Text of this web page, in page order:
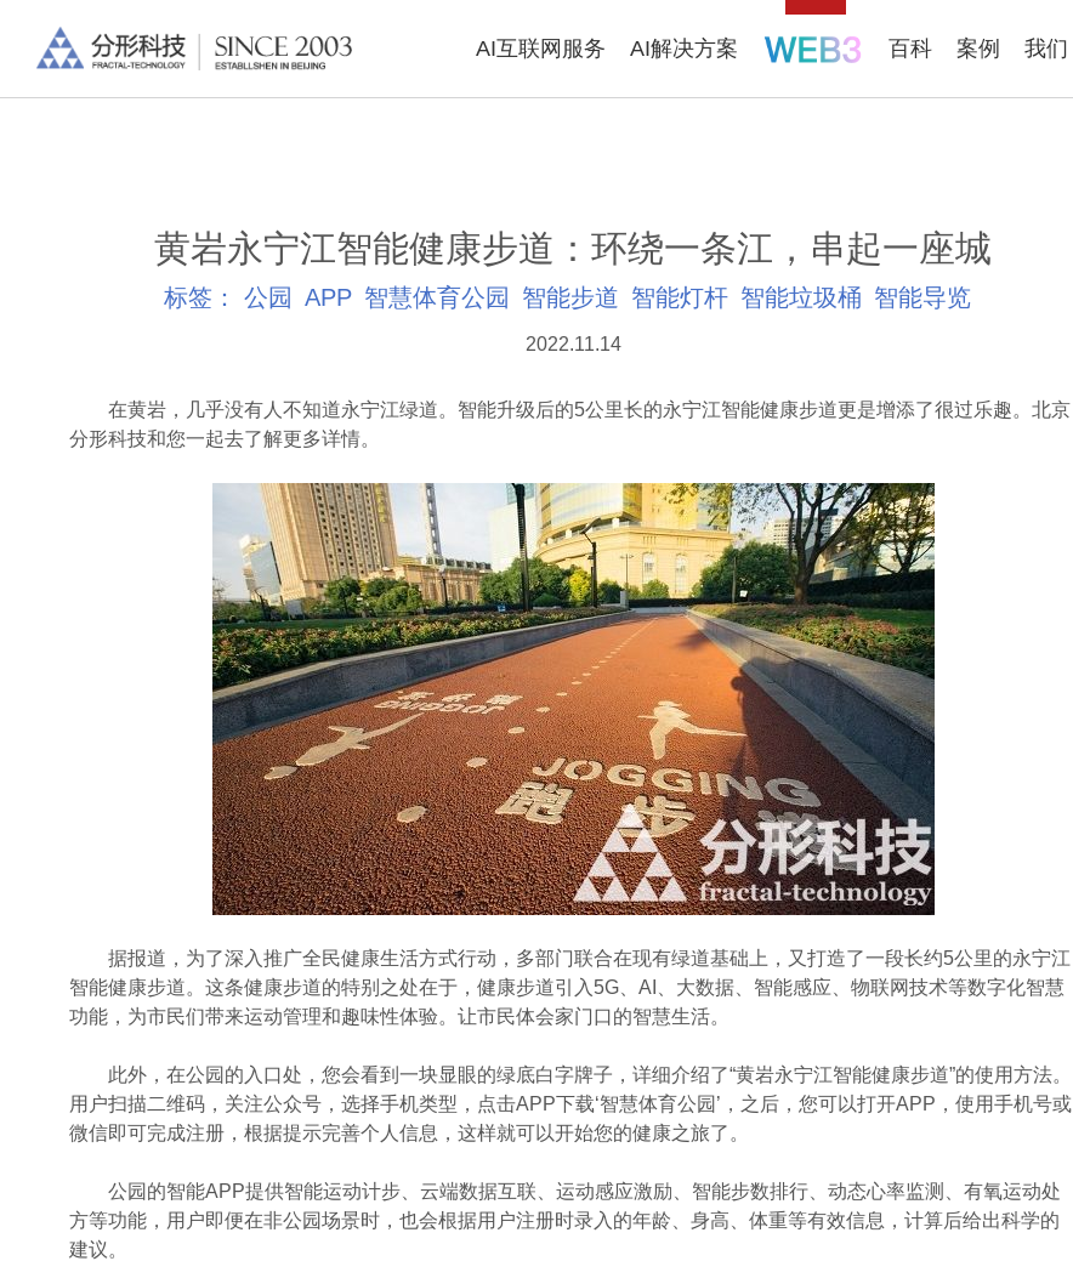
AI互联网服务 AI解决方案 百科 案例 我们
黄岩永宁江智能健康步道：环绕一条江，串起一座城
标签： 公园 APP 智慧体育公园 智能步道 智能灯杆 智能垃圾桶 智能导览
2022.11.14
在黄岩，几乎没有人不知道永宁江绿道。智能升级后的5公里长的永宁江智能健康步道更是增添了很过乐趣。北京
分形科技和您一起去了解更多详情。
据报道，为了深入推广全民健康生活方式行动，多部门联合在现有绿道基础上，又打造了一段长约5公里的永宁江
智能健康步道。这条健康步道的特别之处在于，健康步道引入5G、AI、大数据、智能感应、物联网技术等数字化智慧
功能，为市民们带来运动管理和趣味性体验。让市民体会家门口的智慧生活。
此外，在公园的入口处，您会看到一块显眼的绿底白字牌子，详细介绍了“黄岩永宁江智能健康步道”的使用方法。
用户扫描二维码，关注公众号，选择手机类型，点击APP下载‘智慧体育公园’，之后，您可以打开APP，使用手机号或
微信即可完成注册，根据提示完善个人信息，这样就可以开始您的健康之旅了。
公园的智能APP提供智能运动计步、云端数据互联、运动感应激励、智能步数排行、动态心率监测、有氧运动处
方等功能，用户即便在非公园场景时，也会根据用户注册时录入的年龄、身高、体重等有效信息，计算后给出科学的
建议。